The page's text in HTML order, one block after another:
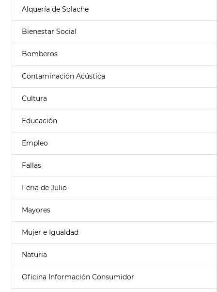
Alquería de Solache
Bienestar Social
Bomberos
Contaminación Acústica
Cultura
Educación
Empleo
Fallas
Feria de Julio
Mayores
Mujer e Igualdad
Naturia
Oficina Información Consumidor